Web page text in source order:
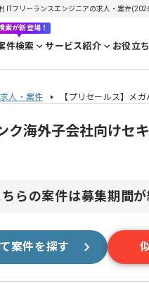
| ITフリーランスエンジニアの求人・案件
索が新登場！
件検索 サービス紹介 お役立
人・案件 【プリセールス】メ
ク海外子会社向けセ
ちらの案件は募集期間
案件を探す